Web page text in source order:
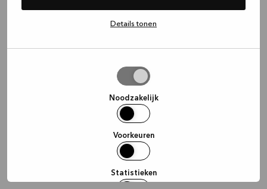
Details tonen
Noodzakelijk
Voorkeuren
Statistieken